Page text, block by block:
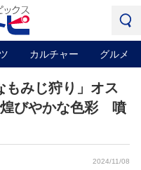
カルチャー グルメ
もみじ狩り」オス
びやかな色彩 噴
2024/11/08